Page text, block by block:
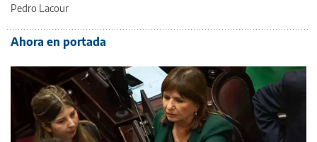
Pedro Lacour
Ahora en portada